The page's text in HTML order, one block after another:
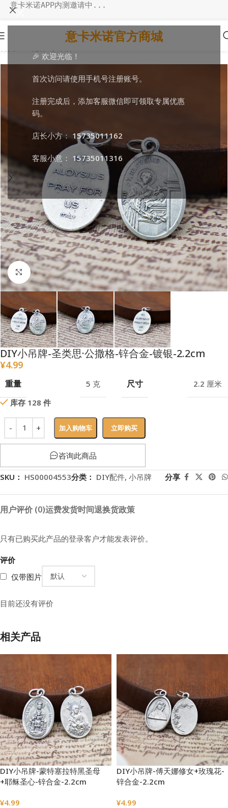
🎉 欢迎光临！
首次访问请使用手机号注册账号。
注册完成后，添加客服微信即可领取专属优惠
码。
店长小方： 15735011162
客服小意： 15735011316
意卡米诺APP内测邀请中...
意卡米诺官方商城
点击放大
DIY小吊牌-圣类思·公撒格-锌合金-镀银-2.2cm
¥4.99
重量 5 克 尺寸
2.2 厘米
库存 128 件
加入购物车 立即购买
咨询此商品
SKU： HS00004553分类： DIY配件, 小吊牌 分享
用户评价 (0)运费发货时间退换货政策
评价
仅带图片
目前还没有评价
只有已购买此产品的登录客户才能发表评价。
相关产品
DIY小吊牌-蒙特塞拉特黑圣母
+耶稣圣心-锌合金-2.2cm
¥4.99
DIY小吊牌-傅天娜修女+玫瑰花-
锌合金-2.2cm
¥4.99